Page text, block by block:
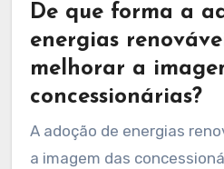
De que forma a
energias
melhorar a
concessionárias?
A adoção de energias
a imagem das